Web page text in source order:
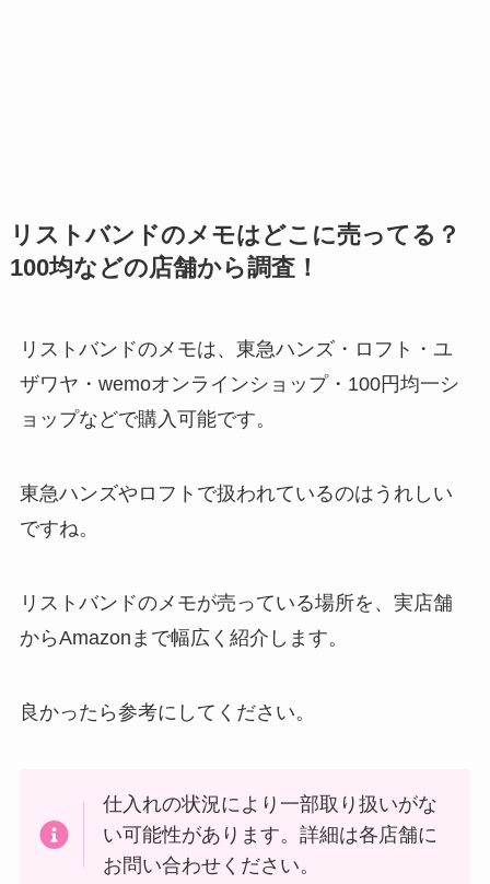
リストバンドのメモはどこに売ってる？
100均などの店舗から調査！
リストバンドのメモは、東急ハンズ・ロフト・ユ
ザワヤ・wemoオンラインショップ・100円均一シ
ョップなどで購入可能です。
東急ハンズやロフトで扱われているのはうれしい
ですね。
リストバンドのメモが売っている場所を、実店舗
からAmazonまで幅広く紹介します。
良かったら参考にしてください。
仕入れの状況により一部取り扱いがな
い可能性があります。詳細は各店舗に
お問い合わせください。